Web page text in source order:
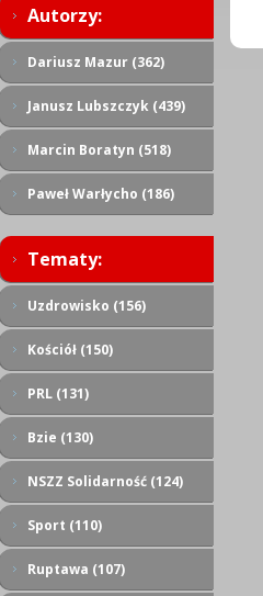
Autorzy:
Dariusz Mazur (362)
Janusz Lubszczyk (439)
Marcin Boratyn (518)
Paweł Warłycho (186)
Tematy:
Uzdrowisko (156)
Kościół (150)
PRL (131)
Bzie (130)
NSZZ Solidarność (124)
Sport (110)
Ruptawa (107)